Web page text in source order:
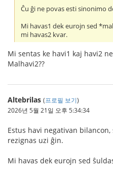
Ĉu ĝi ne povas esti sinonimo
Mi havas1 dek eurojn sed
mi havas2 kvar.
Mi sentas ke havi1 kaj havi2
Malhavi2??
Altebrilas (프로필 보기)
2026년 5월 21일 오후 5:34:34
Estus havi negativan
rezignas uzi ĝin.
Mi havas dek eurojn sed